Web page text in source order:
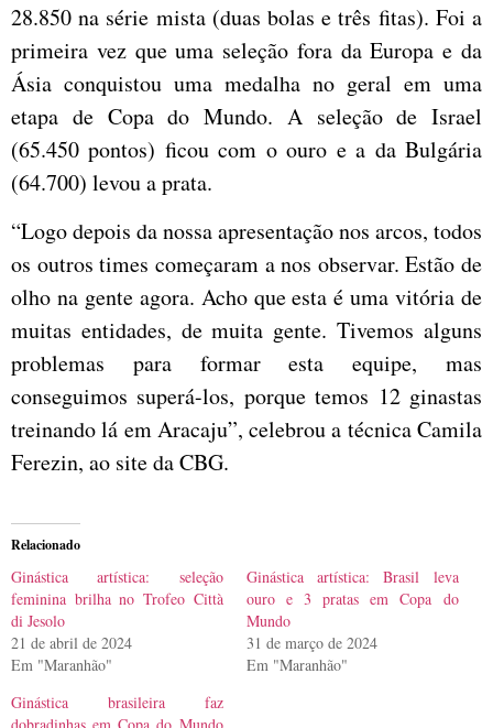
28.850 na série mista (duas bolas e três fitas). Foi a
primeira vez que uma seleção fora da Europa e da
Ásia conquistou uma medalha no geral em uma
etapa de Copa do Mundo. A seleção de Israel
(65.450 pontos) ficou com o ouro e a da Bulgária
(64.700) levou a prata.
“Logo depois da nossa apresentação nos arcos, todos
os outros times começaram a nos observar. Estão de
olho na gente agora. Acho que esta é uma vitória de
muitas entidades, de muita gente. Tivemos alguns
problemas para formar esta equipe, mas
conseguimos superá-los, porque temos 12 ginastas
treinando lá em Aracaju”, celebrou a técnica Camila
Ferezin, ao site da CBG.
Relacionado
Ginástica artística: seleção
feminina brilha no Trofeo Città
di Jesolo
21 de abril de 2024
Em "Maranhão"
Ginástica artística: Brasil leva
ouro e 3 pratas em Copa do
Mundo
31 de março de 2024
Em "Maranhão"
Ginástica brasileira faz